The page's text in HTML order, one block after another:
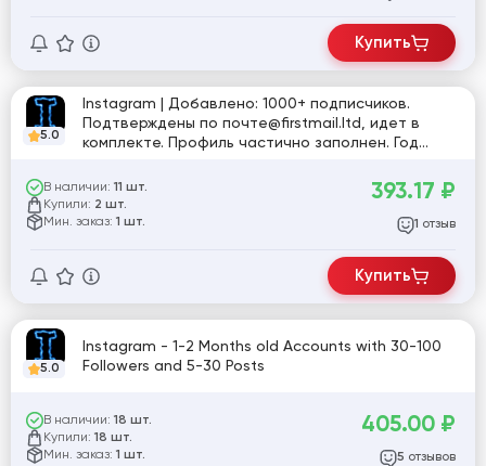
Купить
5.0
Instagram | Добавлено: 1000+ подписчиков.
Подтверждены по почте@firstmail.ltd, идет в
комплекте. Профиль частично заполнен. Год
аутентификация. Страна регистрации: MIX.
В наличии: 11 шт.
Купили: 2 шт.
Мин. заказ: 1 шт.
393.17 ₽
1 отзыв
Купить
5.0
Instagram - 1-2 Months old Accounts with 30-100
Followers and 5-30 Posts
В наличии: 18 шт.
Купили: 18 шт.
Мин. заказ: 1 шт.
405.00 ₽
5 отзывов